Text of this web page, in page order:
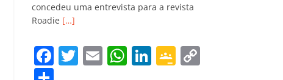
concedeu uma entrevista para a revista
Roadie […]
F T E W Li G